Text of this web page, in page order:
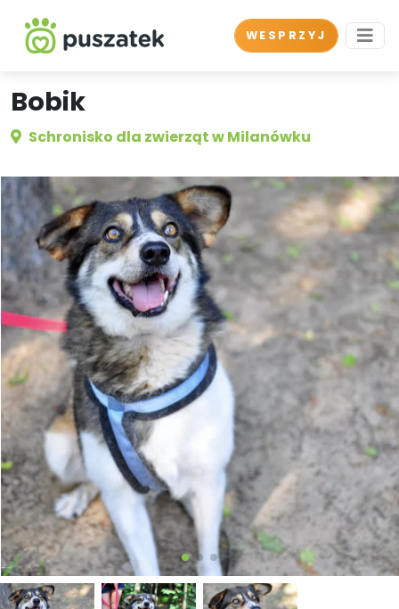
WESPRZYJ
Bobik
Schronisko dla zwierząt w Milanówku